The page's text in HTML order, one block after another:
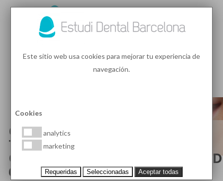
ODONTOLOGIA Y
TRATAMIENTOS
ODONTOLÓGICOS (PÁGINA 32
69)
Este sitio web usa cookies para mejorar tu experiencia de
navegación.
Cookies
analytics
marketing
Requeridas Seleccionadas Aceptar todas